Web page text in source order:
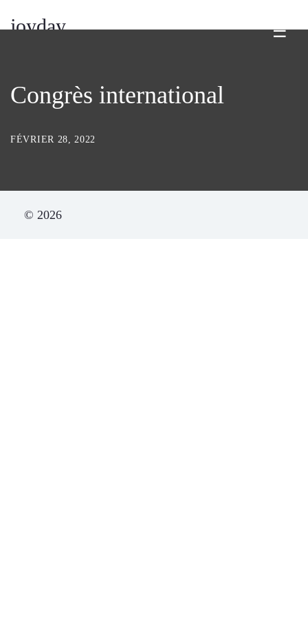
joyday ☰
Congrès international
FÉVRIER 28, 2022
© 2026